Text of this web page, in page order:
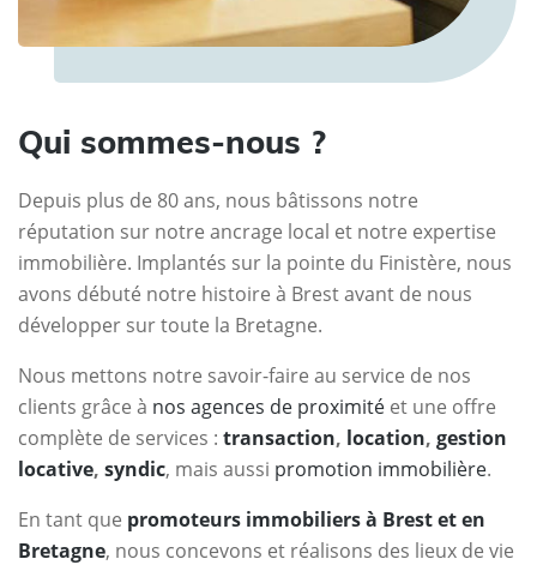
Qui sommes-nous ?
Depuis plus de 80 ans, nous bâtissons notre
réputation sur notre ancrage local et notre expertise
immobilière. Implantés sur la pointe du Finistère, nous
avons débuté notre histoire à Brest avant de nous
développer sur toute la Bretagne.
Nous mettons notre savoir-faire au service de nos
clients grâce à nos agences de proximité et une offre
complète de services : transaction, location, gestion
locative, syndic, mais aussi promotion immobilière.
En tant que promoteurs immobiliers à Brest et en
Bretagne, nous concevons et réalisons des lieux de vie